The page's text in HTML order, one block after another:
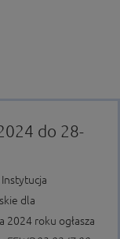
do 28-
dla
roku ogłasza